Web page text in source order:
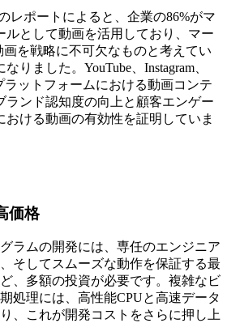
レポートによると、企業の86%がマ
ルとして動画を活用しており、マー
画を戦略に不可欠なものと考えてい
りました。YouTube、Instagram、
ラットフォームにおける動画コンテ
ランド認知度の向上と顧客エンゲー
おける動画の有効性を証明していま
価格
ラムの開発には、専任のエンジニア
そしてスムーズな動作を保証する最
、多額の投資が必要です。複雑なビ
処理には、高性能CPUと高速データ
、これが開発コストをさらに押し上